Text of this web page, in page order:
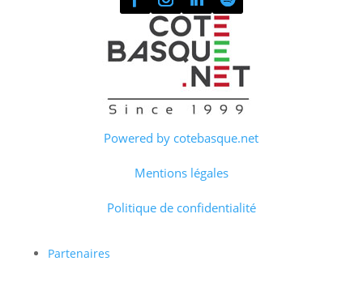
Powered by cotebasque.net
Mentions légales
Politique de confidentialité
Partenaires